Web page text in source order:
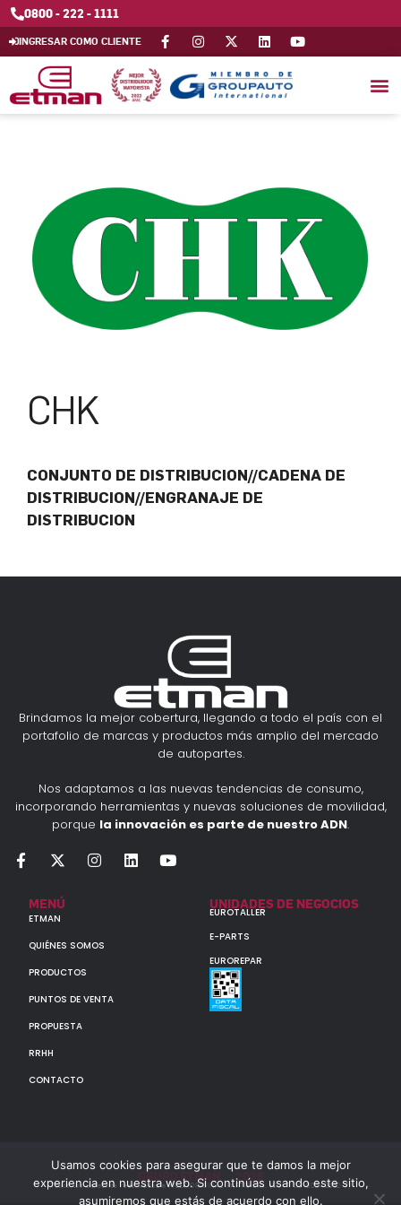
0800 - 222 - 1111
INGRESAR COMO CLIENTE
CHK
CONJUNTO DE DISTRIBUCION//CADENA DE
DISTRIBUCION//ENGRANAJE DE
DISTRIBUCION
Brindamos la mejor cobertura, llegando a todo el país con el
portafolio de marcas y productos más amplio del mercado
de autopartes.
Nos adaptamos a las nuevas tendencias de consumo,
incorporando herramientas y nuevas soluciones de movilidad,
porque la innovación es parte de nuestro ADN.
MENÚ
ETMAN
QUIÉNES SOMOS
PRODUCTOS
PUNTOS DE VENTA
PROPUESTA
RRHH
CONTACTO
UNIDADES DE NEGOCIOS
EUROTALLER
E-PARTS
EUROREPAR
GRUPO ETMAN : : 2026
Todos los derechos reservados a MULTIORIGINAL PARTS S.A. (CUIT: 30-60142852-7)
Usamos cookies para asegurar que te damos la mejor
experiencia en nuestra web. Si continúas usando este sitio,
asumiremos que estás de acuerdo con ello.